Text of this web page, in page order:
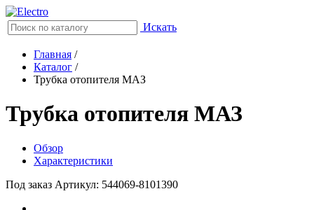
Искать
Главная /
Каталог /
Трубка отопителя МАЗ
Трубка отопителя МАЗ
Обзор
Характеристики
Под заказ Артикул: 544069-8101390